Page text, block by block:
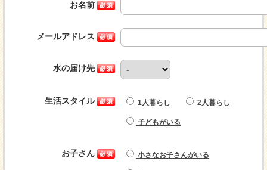
お名前
メールアドレス
水の届け先
生活スタイル 1人暮らし 2人暮らし
子どもがいる
お子さん 小さなお子さんがいる